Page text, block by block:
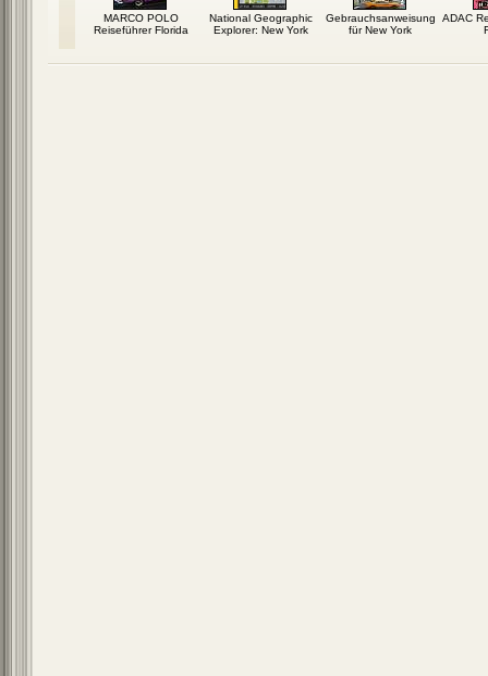
MARCO POLO
Reiseführer Florida
National Geographic
Explorer: New York
Gebrauchsanweisung
für New York
ADAC